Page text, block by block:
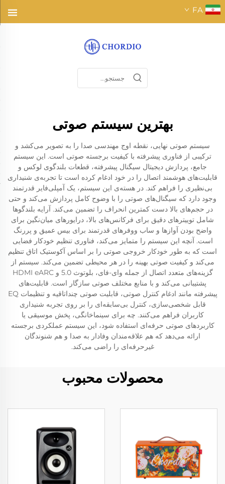
FA
بهترین سیستم صوتی
سیستم صوتی نهایی، نقطه اوج مهندسی صدا را به تصویر می‌کشد و
ترکیبی از فناوری پیشرفته با کیفیت برجسته صوتی است. این سیستم
جامع، پردازش دیجیتال سیگنال پیشرفته، قطعات بلندگوی لوکس و
قابلیت‌های هوشمند اتصال را در خود ادغام کرده است تا تجربه‌ی شنیداری
بی‌نظیری را فراهم کند. در هسته‌ی این سیستم، یک آمپلی‌فایر قدرتمند
وجود دارد که سیگنال‌های صوتی را با وضوح کامل پردازش می‌کند و حتی
در حجم‌های بالا دست کمترین انحراف را تضمین می‌کند. آرایه بلندگوها
شامل توییترهای دقیق برای فرکانس‌های بالا، درایورهای میان‌نگین برای
واضح بودن آوازها و ساب ووفرهای قدرتمند برای بیس عمیق و پررنگ
است. آنچه این سیستم را متمایز می‌کند، فناوری تنظیم خودکار فضایی
است که به طور خودکار خروجی صوتی را بر اساس آکوستیک اتاق تنظیم
می‌کند و کیفیت صوتی بهینه را در هر محیطی تضمین می‌کند. سیستم از
گزینه‌های متعدد اتصال از جمله وای-فای، بلوتوث 5.0 و HDMI eARC
پشتیبانی می‌کند و با منابع مختلف صوتی سازگار است. قابلیت‌های
پیشرفته مانند ادغام کنترل صوتی، قابلیت صوتی چنداتاقیه و تنظیمات EQ
قابل شخصی‌سازی، کنترل بی‌سابقه‌ای را بر روی تجربه شنیداری
کاربران فراهم می‌کنند. چه برای سینماخانگی، پخش موسیقی یا
کاربردهای صوتی حرفه‌ای استفاده شود، این سیستم عملکردی برجسته
ارائه می‌دهد که هم علاقه‌مندان وفادار به صدا و هم شنوندگان
غیرحرفه‌ای را راضی می‌کند.
محصولات محبوب